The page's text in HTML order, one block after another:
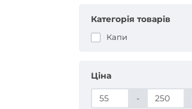
Категорія товарів
Капи
Ціна
-